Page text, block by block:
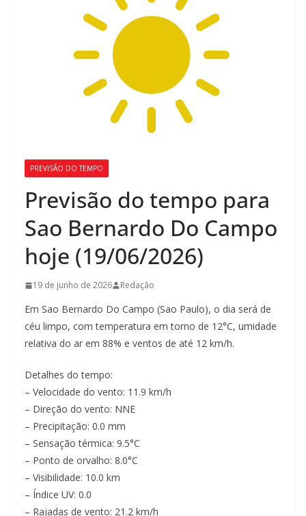
PREVISÃO DO TEMPO
Previsão do tempo para
Sao Bernardo Do Campo
hoje (19/06/2026)
19 de junho de 2026 Redação
Em Sao Bernardo Do Campo (Sao Paulo), o dia será de
céu limpo, com temperatura em torno de 12°C, umidade
relativa do ar em 88% e ventos de até 12 km/h.
Detalhes do tempo:
– Velocidade do vento: 11.9 km/h
– Direção do vento: NNE
– Precipitação: 0.0 mm
– Sensação térmica: 9.5°C
– Ponto de orvalho: 8.0°C
– Visibilidade: 10.0 km
– Índice UV: 0.0
– Rajadas de vento: 21.2 km/h